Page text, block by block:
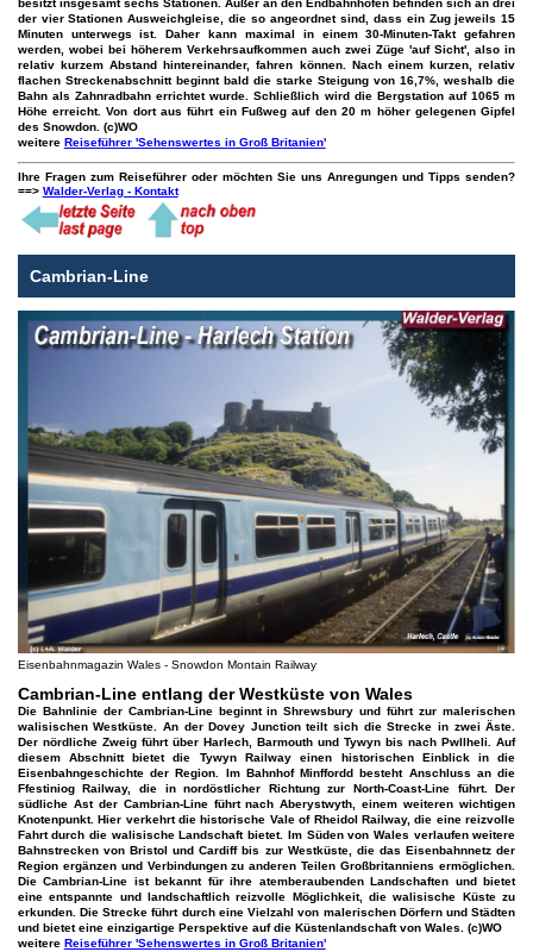
der vier Stationen Ausweichgleise, die so angeordnet sind, dass ein Zug jeweils 15
Minuten unterwegs ist. Daher kann maximal in einem 30-Minuten-Takt gefahren
werden, wobei bei höherem Verkehrsaufkommen auch zwei Züge 'auf Sicht', also in
relativ kurzem Abstand hintereinander, fahren können. Nach einem kurzen, relativ
flachen Streckenabschnitt beginnt bald die starke Steigung von 16,7%, weshalb die
Bahn als Zahnradbahn errichtet wurde. Schließlich wird die Bergstation auf 1065 m
Höhe erreicht. Von dort aus führt ein Fußweg auf den 20 m höher gelegenen Gipfel
des Snowdon. (c)WO
weitere Reiseführer 'Sehenswertes in Groß Britanien'
Ihre Fragen zum Reiseführer oder möchten Sie uns Anregungen und Tipps senden?
==> Walder-Verlag - Kontakt
Cambrian-Line
Eisenbahnmagazin Wales - Snowdon Montain Railway
Cambrian-Line entlang der Westküste von Wales
Die Bahnlinie der Cambrian-Line beginnt in Shrewsbury und führt zur malerischen
walisischen Westküste. An der Dovey Junction teilt sich die Strecke in zwei Äste.
Der nördliche Zweig führt über Harlech, Barmouth und Tywyn bis nach Pwllheli. Auf
diesem Abschnitt bietet die Tywyn Railway einen historischen Einblick in die
Eisenbahngeschichte der Region. Im Bahnhof Minffordd besteht Anschluss an die
Ffestiniog Railway, die in nordöstlicher Richtung zur North-Coast-Line führt. Der
südliche Ast der Cambrian-Line führt nach Aberystwyth, einem weiteren wichtigen
Knotenpunkt. Hier verkehrt die historische Vale of Rheidol Railway, die eine reizvolle
Fahrt durch die walisische Landschaft bietet. Im Süden von Wales verlaufen weitere
Bahnstrecken von Bristol und Cardiff bis zur Westküste, die das Eisenbahnnetz der
Region ergänzen und Verbindungen zu anderen Teilen Großbritanniens ermöglichen.
Die Cambrian-Line ist bekannt für ihre atemberaubenden Landschaften und bietet
eine entspannte und landschaftlich reizvolle Möglichkeit, die walisische Küste zu
erkunden. Die Strecke führt durch eine Vielzahl von malerischen Dörfern und Städten
und bietet eine einzigartige Perspektive auf die Küstenlandschaft von Wales. (c)WO
weitere Reiseführer 'Sehenswertes in Groß Britanien'